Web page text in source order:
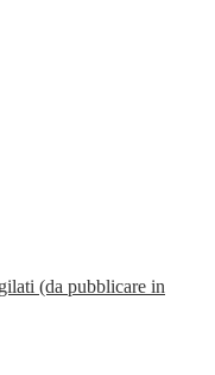
(da pubblicare in